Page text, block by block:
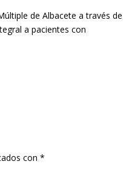
de Albacete a través de
a pacientes con
con*